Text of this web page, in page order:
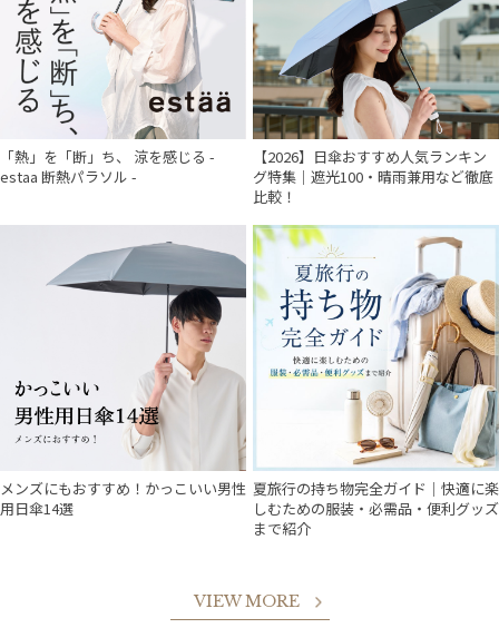
「熱」を「断」ち、 涼を感じる -
estaa 断熱パラソル -
【2026】日傘おすすめ人気ランキン
グ特集｜遮光100・晴雨兼用など徹底
比較！
メンズにもおすすめ！かっこいい男性
用日傘14選
夏旅行の持ち物完全ガイド｜快適に楽
しむための服装・必需品・便利グッズ
まで紹介
VIEW MORE